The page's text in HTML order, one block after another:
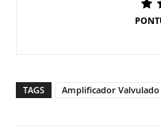
TAGS Amplificador Valvulado